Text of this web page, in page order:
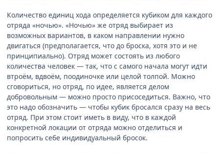
Количество единиц хода определяется кубиком для каждого
отряда «ночью». «Ночью» же отряд выбирает из
возможных вариантов, в каком направлении нужно
двигаться (предполагается, что до броска, хотя это и не
принципиально). Отряд может состоять из любого
количества человек — так, что с самого начала могут идти
втроём, вдвоём, поодиночке или целой толпой. Можно
сговориться, но отряд, по идее, является делом
добровольным — можно просто присоседиться. Важно, что
это надо обозначить — чтобы кубик бросался сразу на весь
отряд. При этом стоит иметь в виду, что в каждой
конкретной локации от отряда можно отделиться и
попросить себе индивидуальный бросок.